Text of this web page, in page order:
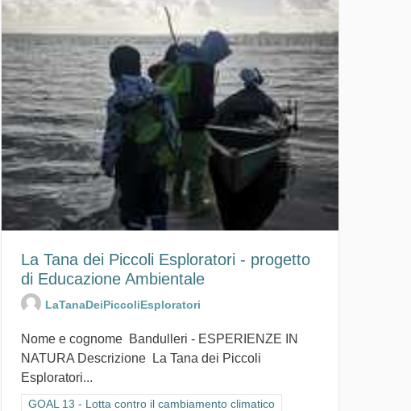
La Tana dei Piccoli Esploratori - progetto
di Educazione Ambientale
LaTanaDeiPiccoliEsploratori
Nome e cognome Bandulleri - ESPERIENZE IN
NATURA Descrizione La Tana dei Piccoli
Esploratori...
Filtra i risultati per categoria: GOAL 13 - Lotta contro il cambiamento
GOAL 13 - Lotta contro il cambiamento climatico